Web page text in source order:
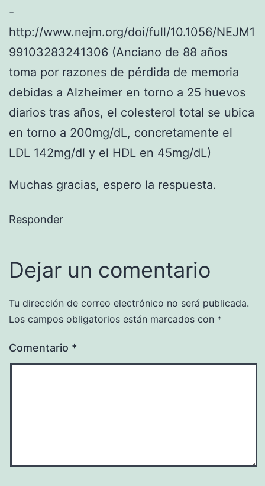
-
http://www.nejm.org/doi/full/10.1056/NEJM1
99103283241306 (Anciano de 88 años
toma por razones de pérdida de memoria
debidas a Alzheimer en torno a 25 huevos
diarios tras años, el colesterol total se ubica
en torno a 200mg/dL, concretamente el
LDL 142mg/dl y el HDL en 45mg/dL)
Muchas gracias, espero la respuesta.
Responder
Dejar un comentario
Tu dirección de correo electrónico no será publicada.
Los campos obligatorios están marcados con *
Comentario *